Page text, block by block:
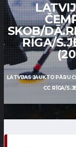
SKOB/
RĪGA/
LATVIJAS JAUKTO PĀRU
CC RĪGA/